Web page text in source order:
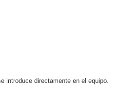
introduce directamente en el equipo.